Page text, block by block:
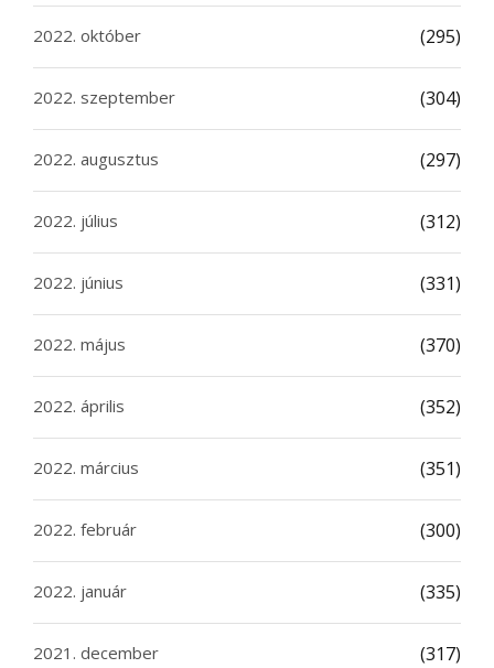
2022. október (295)
2022. szeptember (304)
2022. augusztus (297)
2022. július (312)
2022. június (331)
2022. május (370)
2022. április (352)
2022. március (351)
2022. február (300)
2022. január (335)
2021. december (317)